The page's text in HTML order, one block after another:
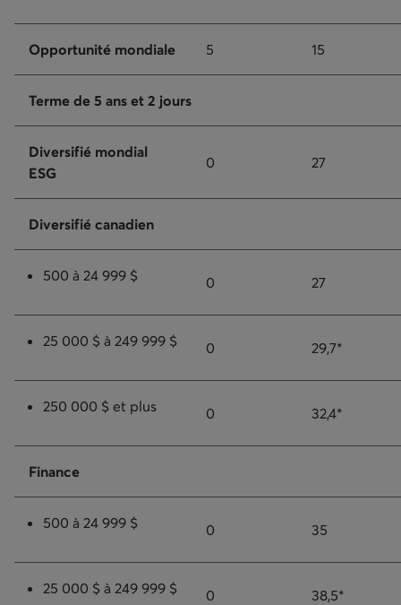
Opportunité mondiale 5 15
Terme de 5 ans et 2 jours
Diversifié mondial
ESG
0 27
Diversifié canadien
500 à 24 999 $ 0 27
25 000 $ à 249 999 $ 0 29,7*
250 000 $ et plus 0 32,4*
Finance
500 à 24 999 $ 0 35
25 000 $ à 249 999 $ 0 38,5*